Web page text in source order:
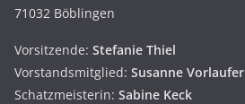
71032 Böblingen
Vorsitzende: Stefanie Thiel
Vorstandsmitglied: Susanne Vorlaufer
Schatzmeisterin: Sabine Keck